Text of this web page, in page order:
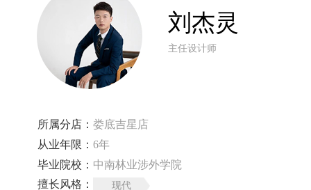
刘杰灵
主任设计师
所属分店： 娄底吉星店
从业年限： 6年
毕业院校： 中南林业涉外学院
擅长风格：
现代